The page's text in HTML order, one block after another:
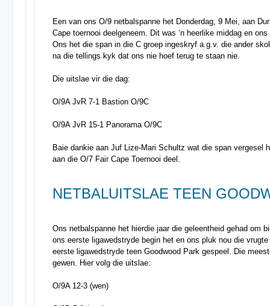
Een van ons O/9 netbalspanne het Donderdag, 9 Mei, aan
Cape toernooi deelgeneem. Dit was ‘n heerlike middag en
Ons het die span in die C groep ingeskryf a.g.v. die ander
na die tellings kyk dat ons nie hoef terug te staan nie.
Die uitslae vir die dag:
O/9A JvR 7-1 Bastion O/9C
O/9A JvR 15-1 Panorama O/9C
Baie dankie aan Juf Lize-Mari Schultz wat die span vergesel
aan die O/7 Fair Cape Toernooi deel.
NETBALUITSLAE TEEN
Ons netbalspanne het hierdie jaar die geleentheid gehad om
ons eerste ligawedstryde begin het en ons pluk nou die
eerste ligawedstryde teen Goodwood Park gespeel. Die
gewen. Hier volg die uitslae:
O/9A 12-3 (wen)